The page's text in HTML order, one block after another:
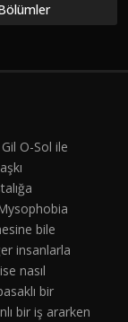
O-Sol ile
bile
insanlarla
nasıl
bir
bir iş ararken